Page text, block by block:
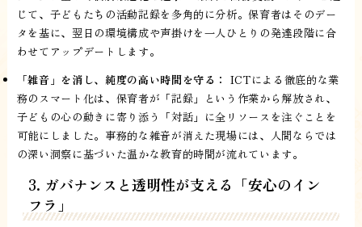
じて、子どもたちの活動記録を多角的に分析。保育者はそのデー
タを基に、翌日の環境構成や声掛けを一人ひとりの発達段階に合
わせてアップデートします。
「雑音」を消し、純度の高い時間を守る： ICTによる徹底的な業
務のスマート化は、保育者が「記録」という作業から解放され、
子どもの心の動きに寄り添う「対話」に全リソースを注ぐことを
可能にしました。事務的な雑音が消えた現場には、人間ならでは
の深い洞察に基づいた温かな教育的時間が流れています。
3. ガバナンスと透明性が支える「安心のイン
フラ」